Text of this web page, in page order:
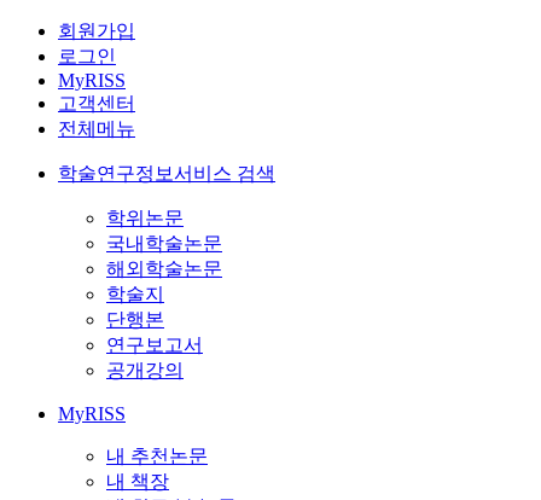
회원가입
로그인
MyRISS
고객센터
전체메뉴
학술연구정보서비스 검색
학위논문
국내학술논문
해외학술논문
학술지
단행본
연구보고서
공개강의
MyRISS
내 추천논문
내 책장